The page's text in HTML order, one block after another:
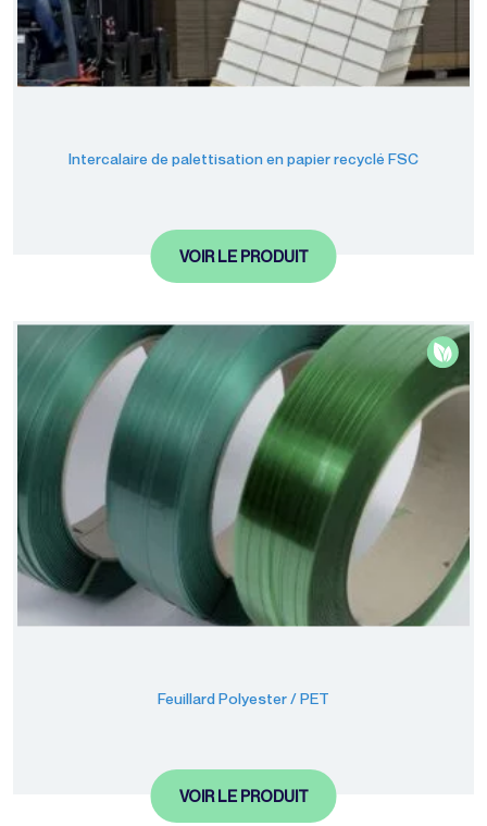
Intercalaire de palettisation en papier recyclé FSC
VOIR LE PRODUIT
Feuillard Polyester / PET
VOIR LE PRODUIT